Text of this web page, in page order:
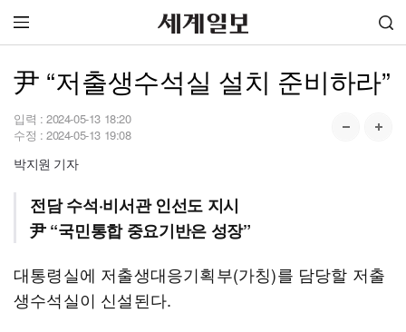
尹 “저출생수석실 설치 준비하라”
입력 : 2024-05-13 18:20
수정 : 2024-05-13 19:08
박지원 기자
전담 수석·비서관 인선도 지시
尹 “국민통합 중요기반은 성장”
대통령실에 저출생대응기획부(가칭)를 담당할 저출
생수석실이 신설된다.